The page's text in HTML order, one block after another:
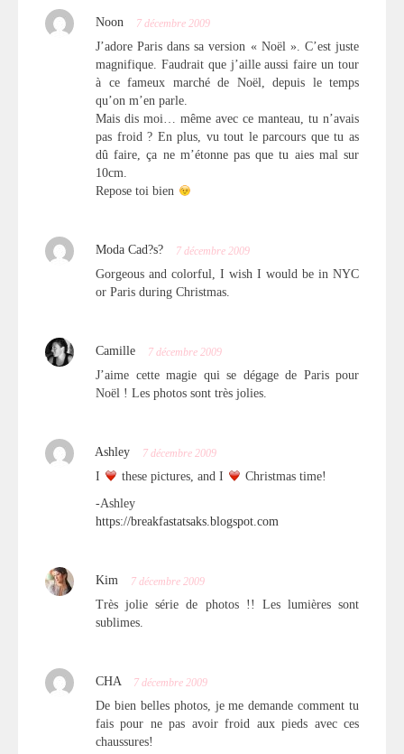
Noon 7 décembre 2009
J’adore Paris dans sa version « Noël ». C’est juste
magnifique. Faudrait que j’aille aussi faire un tour
à ce fameux marché de Noël, depuis le temps
qu’on m’en parle.
Mais dis moi… même avec ce manteau, tu n’avais
pas froid ? En plus, vu tout le parcours que tu as
dû faire, ça ne m’étonne pas que tu aies mal sur
10cm.
Repose toi bien
Moda Cad?s? 7 décembre 2009
Gorgeous and colorful, I wish I would be in NYC
or Paris during Christmas.
Camille 7 décembre 2009
J’aime cette magie qui se dégage de Paris pour
Noël ! Les photos sont très jolies.
Ashley 7 décembre 2009
I these pictures, and I
Christmas time!
-Ashley
https://breakfastatsaks.blogspot.com
Kim 7 décembre 2009
Très jolie série de photos !! Les lumières sont
sublimes.
CHA 7 décembre 2009
De bien belles photos, je me demande comment tu
fais pour ne pas avoir froid aux pieds avec ces
chaussures!